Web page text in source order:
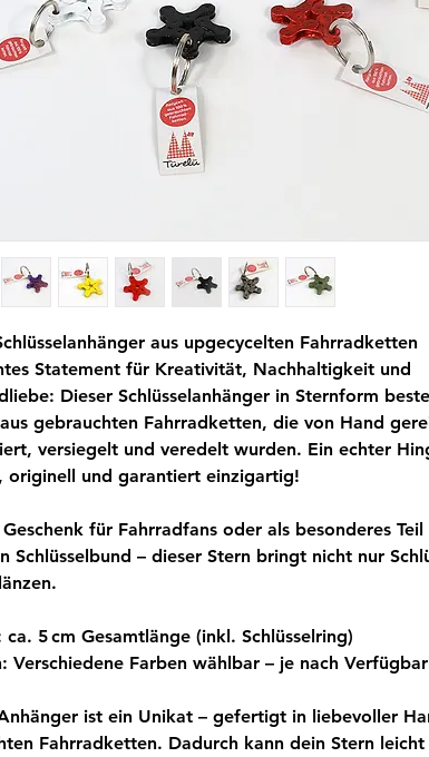
aus upgecycelten Fahrradketten
Statement für Kreativität, Nachhaltigkeit und
Dieser Schlüsselanhänger in Sternform
gebrauchten Fahrradketten, die von Hand
versiegelt und veredelt wurden. Ein echter
originell und garantiert einzigartig!
für Fahrradfans oder als besonderes
Schlüsselbund – dieser Stern bringt nicht nur
ca. 5 cm Gesamtlänge (inkl. Schlüsselring)
Verschiedene Farben wählbar – je nach
ist ein Unikat – gefertigt in liebevoller
Fahrradketten. Dadurch kann dein Stern leicht